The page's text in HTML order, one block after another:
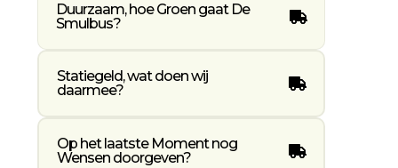
Duurzaam, hoe Groen gaat De
Smulbus?
Statiegeld, wat doen wij
daarmee?
Op het laatste Moment nog
Wensen doorgeven?